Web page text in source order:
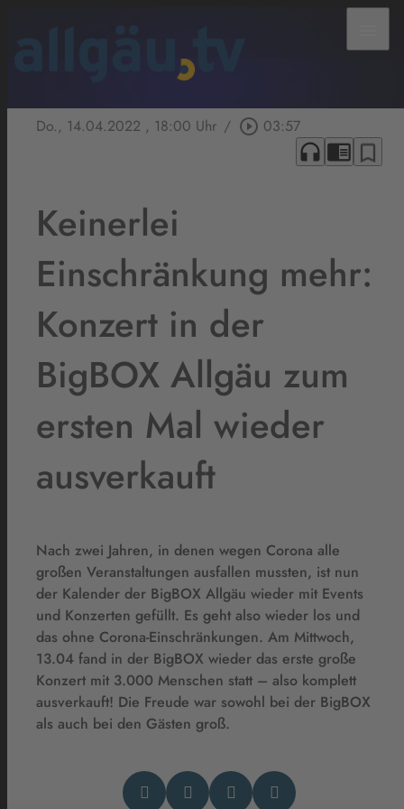
Do., 14.04.2022 , 18:00 Uhr / play_circle_outline 03:57
headphones chrome_reader_mode bookmark_border
Keinerlei
Einschränkung mehr:
Konzert in der
BigBOX Allgäu zum
ersten Mal wieder
ausverkauft
Nach zwei Jahren, in denen wegen Corona alle
großen Veranstaltungen ausfallen mussten, ist nun
der Kalender der BigBOX Allgäu wieder mit Events
und Konzerten gefüllt. Es geht also wieder los und
das ohne Corona-Einschränkungen. Am Mittwoch,
13.04 fand in der BigBOX wieder das erste große
Konzert mit 3.000 Menschen statt – also komplett
ausverkauft! Die Freude war sowohl bei der BigBOX
als auch bei den Gästen groß.